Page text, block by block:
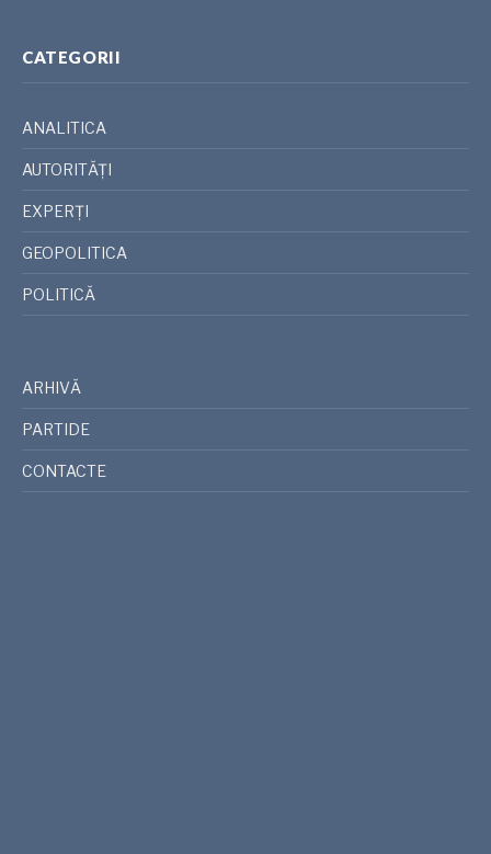
CATEGORII
ANALITICA
AUTORITĂȚI
EXPERȚI
GEOPOLITICA
POLITICĂ
ARHIVĂ
PARTIDE
CONTACTE